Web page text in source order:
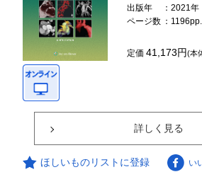
出版年
：2021年
ページ数 ：1196pp.
定価41,173円(本
詳しく見る
ほしいものリストに登録 い